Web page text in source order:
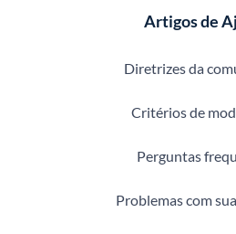
Artigos de
Diretrizes da
Critérios de
Perguntas
Problemas com